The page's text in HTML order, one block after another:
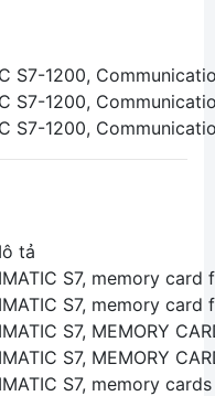
S7-1200,
S7-1200,
S7-1200,
tả
S7, memory
S7, memory
S7, MEMORY
S7, MEMORY
S7, memory